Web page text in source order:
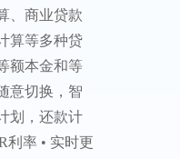
为你解决普
房贷计算问
简单，更好
贷。 1.实时
利率，快捷
明细，也可